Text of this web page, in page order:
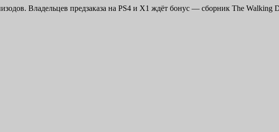
Владельцев предзаказа на PS4 и X1 ждёт бонус — сборник The Walking